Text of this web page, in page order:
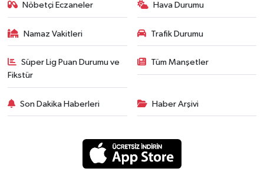
Nöbetçi Eczaneler Hava Durumu
Namaz Vakitleri Trafik Durumu
Süper Lig Puan Durumu ve
Fikstür
Tüm Manşetler
Son Dakika Haberleri Haber Arşivi